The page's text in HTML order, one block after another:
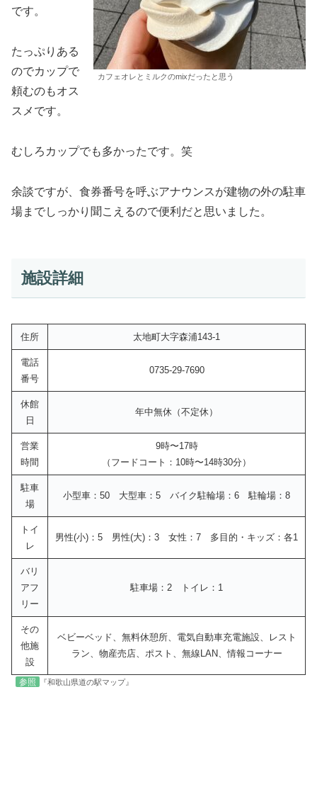
カフェオレとミルクのmixだったと思う
です。
たっぷりある
のでカップで
頼むのもオス
スメです。
むしろカップでも多かったです。笑
余談ですが、食券番号を呼ぶアナウンスが建物の外の駐車
場までしっかり聞こえるので便利だと思いました。
施設詳細
住所 太地町大字森浦143-1
電話
番号
0735-29-7690
休館
日
年中無休（不定休）
営業
時間
9時〜17時
（フードコート：10時〜14時30分）
駐車
場
小型車：50 大型車：5 バイク駐輪場：6 駐輪場：8
トイ
レ
男性(小)：5 男性(大)：3 女性：7 多目的・キッズ：各1
バリ
アフ
リー
駐車場：2 トイレ：1
その
他施
設
ベビーベッド、無料休憩所、電気自動車充電施設、レスト
ラン、物産売店、ポスト、無線LAN、情報コーナー
参照 『和歌山県道の駅マップ』